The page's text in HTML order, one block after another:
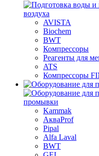
воздуха
AVISTA
Biochem
BWT
Компрессоры
Реагенты для
ATS
Компрессоры
промывки
Kammak
АкваProf
Pipal
Alfa Laval
BWT